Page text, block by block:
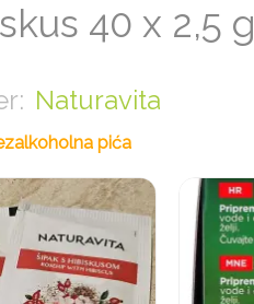
40 x 2,5 g
Naturavita
pića